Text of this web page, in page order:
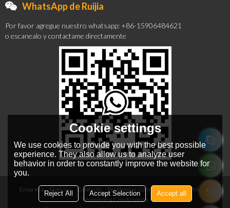
WhatsApp de Ruijia
Por favor agregue nuestro whatsapp: +86-15906484621
o escanealo y contactame directamente
Empresa Noticias Contacto Problemas comunes
Noticia Privada
Términos y Condiciones
Cookie settings
We use cookies to provide you with the best possible
experience. They also allow us to analyze user
behavior in order to constantly improve the website for
you.
Reject All Accept Selection Accept all